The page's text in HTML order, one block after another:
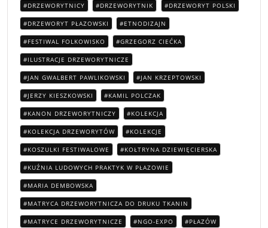
DRZEWORYTNICY DRZEWORYTNIK DRZEWORYT POLSKI
DRZEWORYT PŁAZOWSKI ETNODIZAJN
FESTIWAL FOLKOWISKO GRZEGORZ CIEĆKA
ILUSTRACJE DRZEWORYTNICZE
JAN GWALBERT PAWLIKOWSKI JAN KRZEPTOWSKI
JERZY KIESZKOWSKI KAMIL POLCZAK
KANON DRZEWORYTNICZY KOLEKCJA
KOLEKCJA DRZEWORYTÓW KOLEKCJE
KOSZULKI FESTIWALOWE KOŁTRYNA DZIEWIĘCIERSKA
KUŹNIA LUDOWYCH PRAKTYK W PŁAZOWIE
MARIA DEMBOWSKA
MATRYCA DRZEWORYTNICZA DO DRUKU TKANIN
MATRYCE DRZEWORYTNICZE NGO-EXPO PŁAZÓW